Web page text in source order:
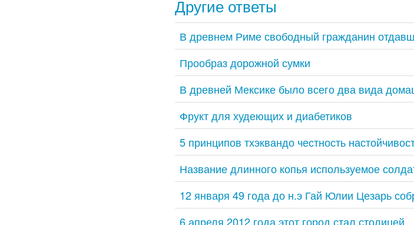
Другие ответы
В древнем Риме свободный гражданин
Прообраз дорожной сумки
В древней Мексике было всего два вида
Фрукт для худеющих и диабетиков
5 принципов тхэквандо честность
Название длинного копья используемое
12 января 49 года до н.э Гай Юлии Цезарь
6 апреля 2012 года этот город стал столицей